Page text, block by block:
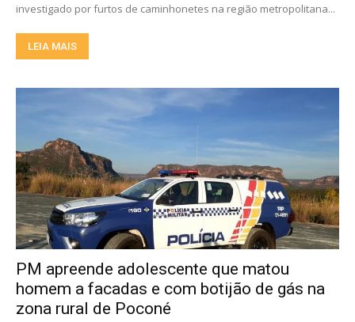
investigado por furtos de caminhonetes na região metropolitana...
LEIA MAIS
PM apreende adolescente que matou
homem a facadas e com botijão de gás na
zona rural de Poconé